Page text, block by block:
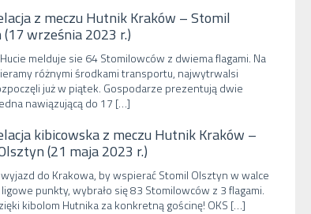
z meczu Hutnik Kraków – Stomil
września 2023 r.)
melduje sie 64 Stomilowców z dwiema flagami. Na
różnymi środkami transportu, najwytrwalsi
już w piątek. Gospodarze prezentują dwie
nawiązującą do 17 […]
kibicowska z meczu Hutnik Kraków –
(21 maja 2023 r.)
do Krakowa, by wspierać Stomil Olsztyn w walce
punkty, wybrało się 83 Stomilowców z 3 flagami.
kibolom Hutnika za konkretną gościnę! OKS […]